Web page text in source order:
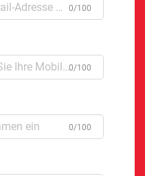
0/100
0/100
0/100